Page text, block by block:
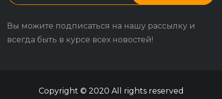
Вы можите подписаться на нашу рассылку и
всегда быть в курсе всех новостей!
Copyright © 2020 All rights reserved